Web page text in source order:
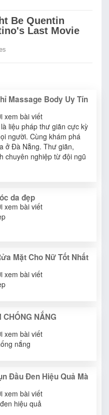
Massage Body Uy Tín
xem bài viết
liệu pháp thư giãn cực kỳ
người. Cùng khám phá
ở Đà Nẵng. Thư giãn,
chuyên nghiệp từ đội ngũ
da đẹp
xem bài viết
Mặt Cho Nữ Tốt Nhất
xem bài viết
CHỐNG NẮNG
xem bài viết
nắng
Đầu Đen Hiệu Quả Mà
xem bài viết
hiệu quả